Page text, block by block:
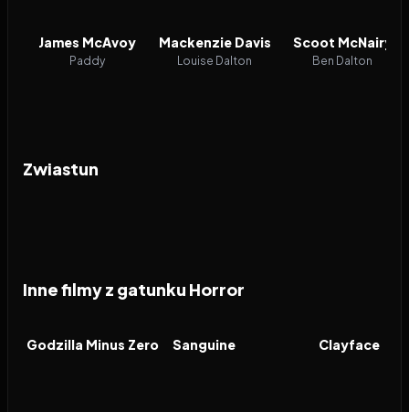
James McAvoy
Paddy
Mackenzie Davis
Louise Dalton
Scoot McNairy
Ben Dalton
Zwiastun
Inne filmy z gatunku Horror
FILM
Godzilla Minus Zero FILM
Sanguine FILM
Clayface